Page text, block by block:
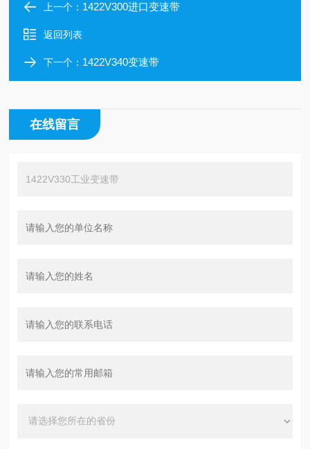
上一个： 1422V300进口变速带
返回列表
下一个： 1422V340变速带
在线留言